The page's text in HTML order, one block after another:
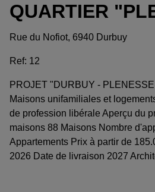
QUARTIER
Rue du Nofiot, 6940 Durbuy
Ref: 12
PROJET "DURBUY -
Maisons unifamiliales et
de profession libérale Aperçu du
maisons 88 Maisons Nombre
Appartements Prix à partir de
2026 Date de livraison 2027